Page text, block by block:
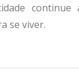
continue
se viver.